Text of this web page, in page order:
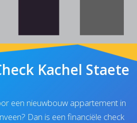
Kachel Staete
een nieuwbouw appartement in
Dan is een financiële check